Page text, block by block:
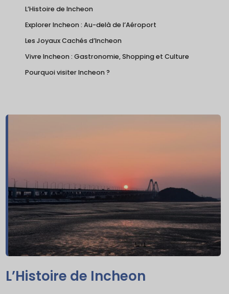
L’Histoire de Incheon
Explorer Incheon : Au-delà de l’Aéroport
Les Joyaux Cachés d’Incheon
Vivre Incheon : Gastronomie, Shopping et Culture
Pourquoi visiter Incheon ?
L’Histoire de Incheon